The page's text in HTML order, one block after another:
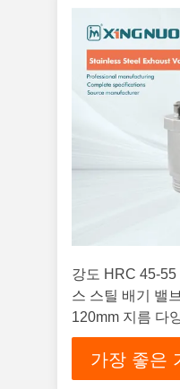
강도 HRC 45-55
스 스틸 배기 밸
120mm 지름 다
가장 좋은